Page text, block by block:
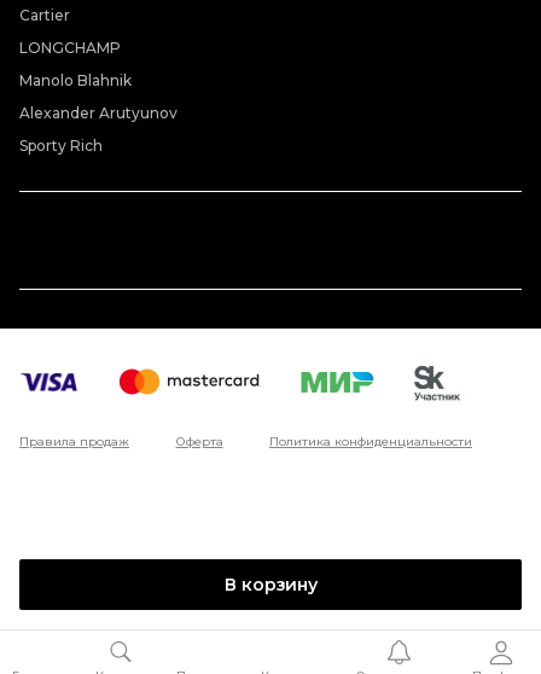
В корзину
Cartier
LONGCHAMP
Manolo Blahnik
Alexander Arutyunov
Sporty Rich
Правила продаж Оферта Политика конфиденциальности